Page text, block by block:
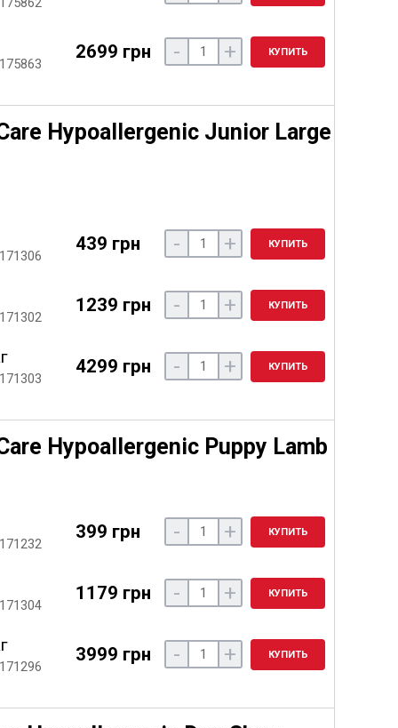
2699 грн - + КУПИТЬ
Hypoallergenic Junior Large
439 грн - + КУПИТЬ
1239 грн - + КУПИТЬ
4299 грн - + КУПИТЬ
Hypoallergenic Puppy Lamb
399 грн - + КУПИТЬ
1179 грн - + КУПИТЬ
3999 грн - + КУПИТЬ